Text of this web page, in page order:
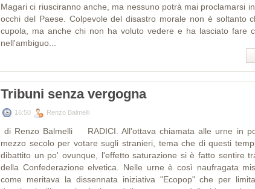
Magari ci riusciranno anche, ma nessuno potrà mai proclamarsi
occhi del Paese. Colpevole del disastro morale non è soltanto
cupola, ma anche chi non ha voluto vedere e ha lasciato fare
nell'ambiguo...
Tribuni senza vergogna
16:50 Renzo Balmelli
di Renzo Balmelli RADICI. All'ottava chiamata alle urne in
mezzo secolo per votare sugli stranieri, tema che di questi
dibattito un po' ovunque, l'effetto saturazione si è fatto sentire
della Confederazione elvetica. Nelle urne è così naufragata
come meritava la dissennata iniziativa "Ecopop" che per